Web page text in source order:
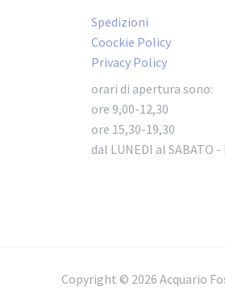
Spedizioni
Coockie Policy
Privacy Policy
orari di apertura sono:
ore 9,00-12,30
ore 15,30-19,30
dal LUNEDI al SABATO
Copyright © 2026 Acquario